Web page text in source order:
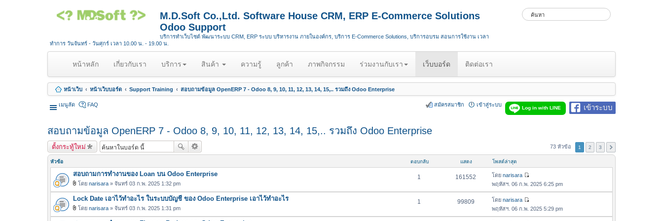
M.D.Soft Co.,Ltd. Software House CRM, ERP E-Commerce Solutions
Odoo Support
บริการทำเว็บไซต์ พัฒนาระบบ CRM, ERP ระบบ บริหารงาน ภายในองค์กร, บริการ E-Commerce Solutions, บริการอบรม สอนการใช้งาน เวลา
ทำการ วันจันทร์ - วันศุกร์ เวลา 10.00 น. - 19.00 น.
หน้าหลัก(
u
r
t
)
เกี่ยวกับเรา บริการ สินค้า ความรู้ ลูกค้า ภาพกิจกรรม ร่วมงานกับเรา เว็บบอร์ด ติดต่อเรา
หน้าเว็บ หน้าเว็บบอร์ด Support Training สอบถามข้อมูล OpenERP 7 - Odoo 8, 9, 10, 11, 12, 13, 14, 15,.. รวมถึง Odoo Enterprise
เมนูลัด เข้าระบบ
Log in with LINE
FAQ เข้าสู่ระบบ
สมัครสมาชิก
สอบถามข้อมูล OpenERP 7 - Odoo 8, 9, 10, 11, 12, 13, 14, 15,.. รวมถึง Odoo Enterprise
ตั้งกระทู้ใหม่ 73 หัวข้อ 1 2 3
หัวข้อ ตอบกลับ แสดง โพสต์ล่าสุด
สอบถามการทำงานของ Loan บน Odoo Enterprise
ฟ
ล์
แ
โดย narisara » จันทร์ 03 ก.พ. 2025 1:32 pm
1 161552 โดย narisara
ดู
ข้
ค
ว
พฤหัสฯ. 06 ก.พ. 2025 6:25 pm
Lock Date เอาไว้ทำอะไร ในระบบบัญชี ของ Odoo Enterprise เอาไว้ทำอะไร
โดย narisara » จันทร์ 03 ก.พ. 2025 1:31 pm
1 99809 โดย narisara
ดู
ข้
พฤหัสฯ. 06 ก.พ. 2025 5:29 pm